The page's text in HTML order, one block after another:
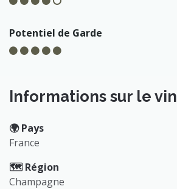
Potentiel de Garde
Informations sur le vin
🌍️ Pays
France
🗺️ Région
Champagne